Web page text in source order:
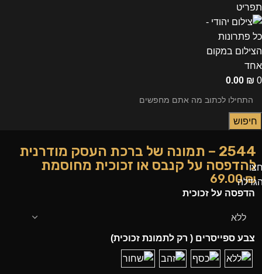
תפריט
0
0.00 ₪
חיפוש
2544 – תמונה של ברכת העסק מודרנית
להדפסה על קנבס או זכוכית מחוסמת
69.00₪
הדפסה על זכוכית
צבע ספייסרים ( רק לתמונת זכוכית)